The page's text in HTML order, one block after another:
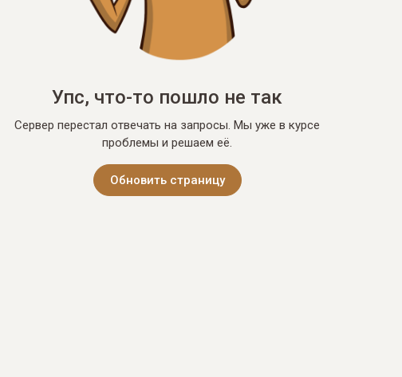
Упс, что-то пошло не так
Сервер перестал отвечать на запросы. Мы уже в курсе
проблемы и решаем её.
Обновить страницу